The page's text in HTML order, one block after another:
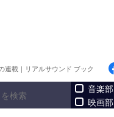
連載｜リアルサウンド ブック
音楽部
映画部